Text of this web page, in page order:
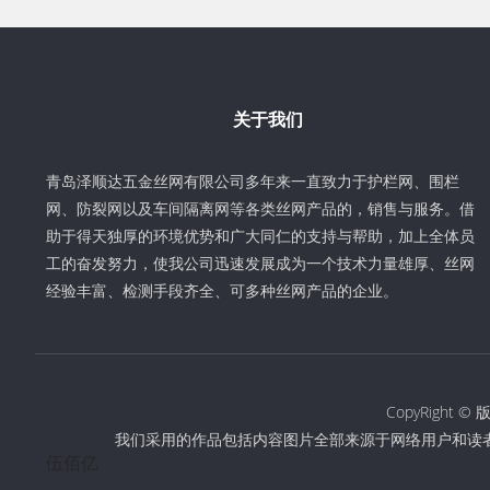
关于我们
青岛泽顺达五金丝网有限公司多年来一直致力于护栏网、围栏
网、防裂网以及车间隔离网等各类丝网产品的，销售与服务。借
助于得天独厚的环境优势和广大同仁的支持与帮助，加上全体员
工的奋发努力，使我公司迅速发展成为一个技术力量雄厚、丝网
经验丰富、检测手段齐全、可多种丝网产品的企业。
CopyRight ©
我们采用的作品包括内容图片全部来源于网络用户和